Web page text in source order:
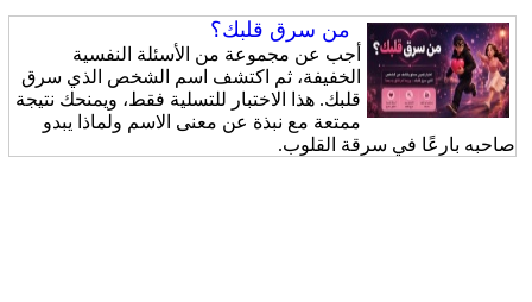
من سرق قلبك؟
أجب عن مجموعة من الأسئلة النفسية
الخفيفة، ثم اكتشف اسم الشخص الذي سرق
قلبك. هذا الاختبار للتسلية فقط، ويمنحك نتيجة
ممتعة مع نبذة عن معنى الاسم ولماذا يبدو
صاحبه بارعًا في سرقة القلوب.